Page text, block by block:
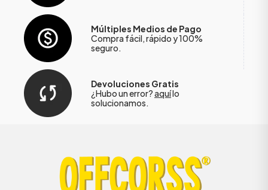
Múltiples Medios de Pago
Compra fácil, rápido y 100%
seguro.
Devoluciones Gratis
¿Hubo un error?aquílo
solucionamos.